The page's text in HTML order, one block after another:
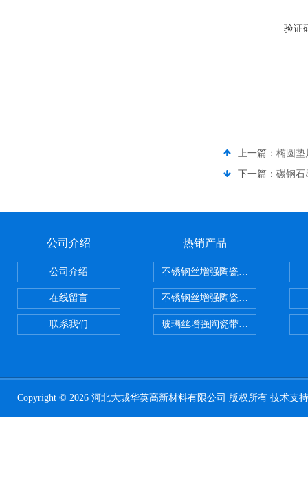
验证
上一篇： 椭圆垫
下一篇： 碳钢石
公司介绍
公司介绍
在线留言
联系我们
热销产品
不锈钢丝增强陶瓷纤维布，陶瓷布
不锈钢丝增强陶瓷纤维布应用范围
玻璃丝增强陶瓷带，硅酸铝纤维
Copyright © 2026 河北大城华英高新材料有限公司 版权所有 技术支